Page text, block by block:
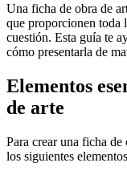
Una ficha de obra de
que proporcionen toda
cuestión. Esta guía te
cómo presentarla de
Elementos
de arte
Para crear una ficha
los siguientes